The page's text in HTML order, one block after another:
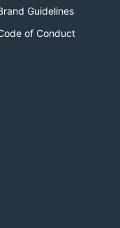
Guidelines
of Conduct